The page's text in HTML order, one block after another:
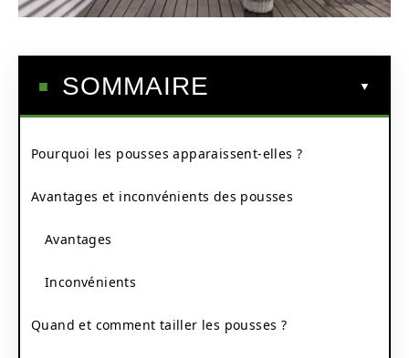
SOMMAIRE
Pourquoi les pousses apparaissent-elles ?
Avantages et inconvénients des pousses
Avantages
Inconvénients
Quand et comment tailler les pousses ?